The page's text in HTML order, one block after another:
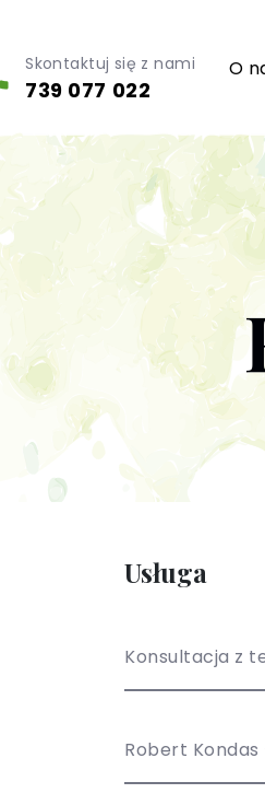
Skontaktuj się z nami
739 077 022
O
psychologiczne)
/ EN)
Usługa
Konsultacja z